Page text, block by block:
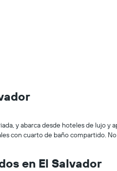
y abarca desde hoteles de lujo y
con cuarto de baño compartido.
en El Salvador